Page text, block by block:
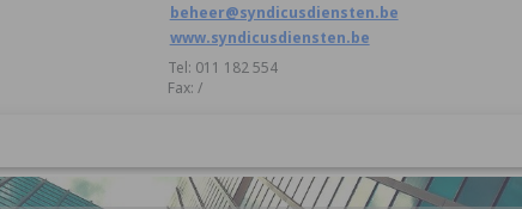
beheer@syndicusdiensten.be
www.syndicusdiensten.be
Tel: 011 182 554
Fax: /